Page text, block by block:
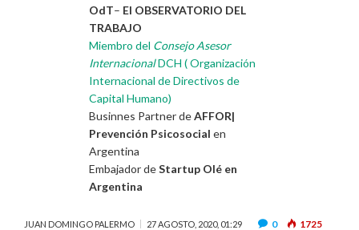
OdT– El OBSERVATORIO DEL
TRABAJO
Miembro del Consejo Asesor
InternacionalDCH ( Organización
Internacional de Directivos de
Capital Humano)
Businnes Partner deAFFOR|
Prevención Psicosocial en
Argentina
Embajador deStartup Olé en
Argentina
JUAN DOMINGO PALERMO 27 AGOSTO, 2020, 01:29 0 1725